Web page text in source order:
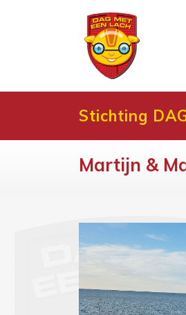
Stichting
Martijn &